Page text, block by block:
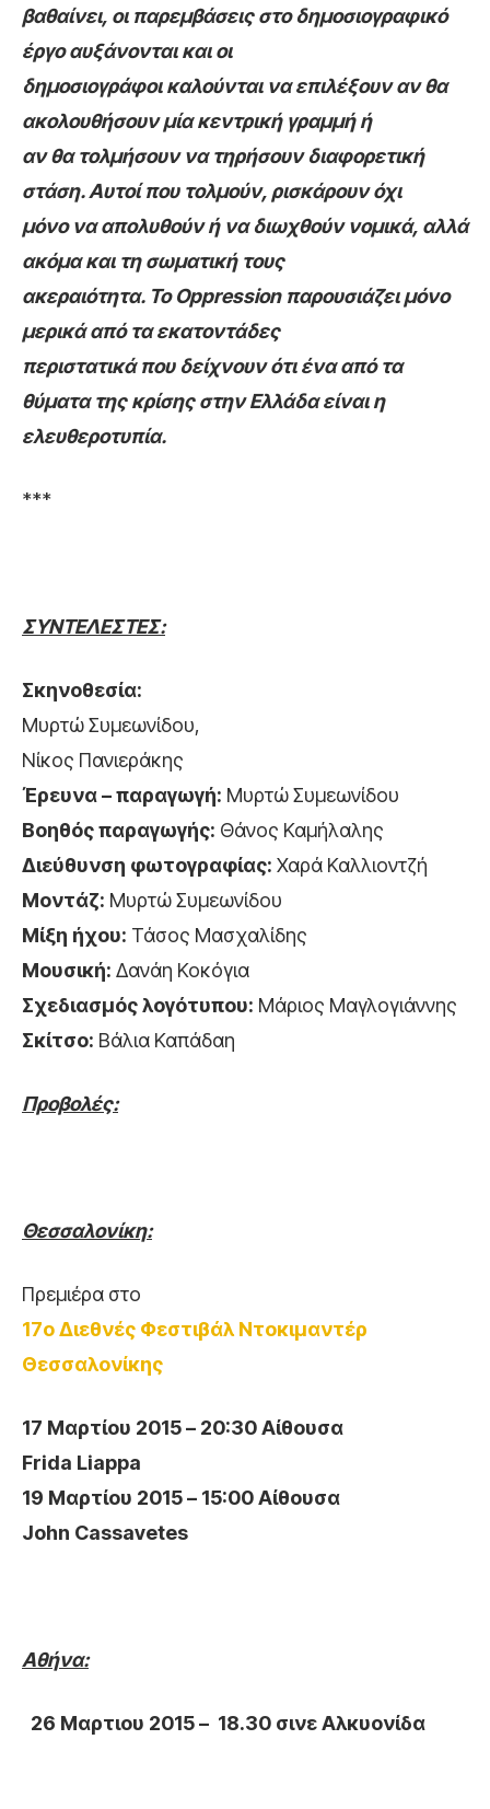
βαθαίνει, οι παρεμβάσεις στο δημοσιογραφικό
έργο αυξάνονται και οι
δημοσιογράφοι καλούνται να επιλέξουν αν θα
ακολουθήσουν μία κεντρική γραμμή ή
αν θα τολμήσουν να τηρήσουν διαφορετική
στάση. Αυτοί που τολμούν, ρισκάρουν όχι
μόνο να απολυθούν ή να διωχθούν νομικά, αλλά
ακόμα και τη σωματική τους
ακεραιότητα. To Oppression παρουσιάζει μόνο
μερικά από τα εκατοντάδες
περιστατικά που δείχνουν ότι ένα από τα
θύματα της κρίσης στην Ελλάδα είναι η
ελευθεροτυπία.
***
ΣΥΝΤΕΛΕΣΤΕΣ:
Σκηνοθεσία:
Μυρτώ Συμεωνίδου,
Νίκος Πανιεράκης
Έρευνα – παραγωγή: Μυρτώ Συμεωνίδου
Βοηθός παραγωγής: Θάνος Καμήλαλης
Διεύθυνση φωτογραφίας: Χαρά Καλλιοντζή
Μοντάζ: Μυρτώ Συμεωνίδου
Μίξη ήχου: Τάσος Μασχαλίδης
Μουσική: Δανάη Κοκόγια
Σχεδιασμός λογότυπου: Μάριος Μαγλογιάννης
Σκίτσο: Βάλια Καπάδαη
Προβολές:
Θεσσαλονίκη:
Πρεμιέρα στο
17ο Διεθνές Φεστιβάλ Ντοκιμαντέρ
Θεσσαλονίκης
17 Μαρτίου 2015 – 20:30 Αίθουσα
Frida Liappa
19 Μαρτίου 2015 – 15:00 Αίθουσα
John Cassavetes
Αθήνα:
26 Μαρτιου 2015 – 18.30 σινε Αλκυονίδα